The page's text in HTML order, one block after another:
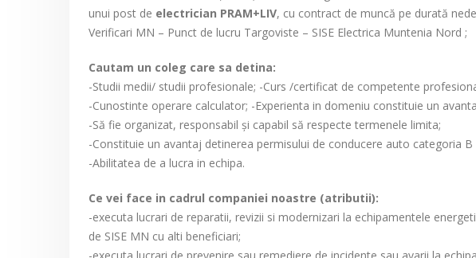
unui post de electrician PRAM+LIV, cu contract de muncă pe durată
Verificari MN – Punct de lucru Targoviste – SISE Electrica Muntenia Nord ;
Cautam un coleg care sa detina:
-Studii medii/ studii profesionale; -Curs /certificat de competente
-Cunostinte operare calculator; -Experienta in domeniu constituie un
-Să fie organizat, responsabil şi capabil să respecte termenele limita;
-Constituie un avantaj detinerea permisului de conducere auto categoria B
-Abilitatea de a lucra in echipa.
Ce vei face in cadrul companiei noastre (atributii):
-executa lucrari de reparatii, revizii si modernizari la echipamentele
de SISE MN cu alti beneficiari;